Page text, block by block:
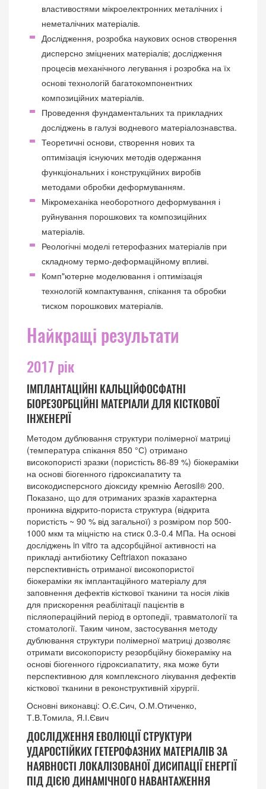
властивостями мікроелектронних металічних і
неметалічних матеріалів.
Дослідження, розробка наукових основ створення
дисперсно зміцнених матеріалів; дослідження
процесів механічного легування і розробка на їх
основі технологій багатокомпонентних
композиційних матеріалів.
Проведення фундаментальних та прикладних
досліджень в галузі водневого матеріалознавства.
Теоретичні основи, створення нових та
оптимізація існуючих методів одержання
функціональних і конструкційних виробів
методами обробки деформуванням.
Мікромеханіка необоротного деформування і
руйнування порошкових та композиційних
матеріалів.
Реологічні моделі гетерофазних матеріалів при
складному термо-деформаційному впливі.
Комп"ютерне моделювання і оптимізація
технологій компактування, спікання та обробки
тиском порошкових матеріалів.
Найкращі результати
2017 рік
ІМПЛАНТАЦІЙНІ КАЛЬЦІЙФОСФАТНІ
БІОРЕЗОРБЦІЙНІ МАТЕРІАЛИ ДЛЯ КІСТКОВОЇ
ІНЖЕНЕРІЇ
Методом дублювання структури полімерної матриці
(температура спікання 850 °С) отримано
високопористі зразки (пористість 86-89 %) біокераміки
на основі біогенного гідроксиапатиту та
високодисперсного діоксиду кремнію Aerosil® 200.
Показано, що для отриманих зразків характерна
проникна відкрито-пориста структура (відкрита
пористість ~ 90 % від загальної) з розміром пор 500-
1000 мкм та міцністю на стиск 0.3-0.4 МПа. На основі
досліджень in vitro та адсорбційної активності на
прикладі антибіотику Ceftriaxon показано
перспективність отриманої високопористої
біокераміки як імплантаційного матеріалу для
заповнення дефектів кісткової тканини та носія ліків
для прискорення реабілітації пацієнтів в
післяопераційний період в ортопедії, травматології та
стоматології. Таким чином, застосування методу
дублювання структури полімерної матриці дозволяє
отримати високопористу резорбційну біокераміку на
основі біогенного гідроксиапатиту, яка може бути
перспективною для комплексного лікування дефектів
кісткової тканини в реконструктивній хірургії.
Основні виконавці: О.Є.Сич, О.М.Отиченко,
Т.В.Томила, Я.І.Євич
ДОСЛІДЖЕННЯ ЕВОЛЮЦІЇ СТРУКТУРИ
УДАРОСТІЙКИХ ГЕТЕРОФАЗНИХ МАТЕРІАЛІВ ЗА
НАЯВНОСТІ ЛОКАЛІЗОВАНОЇ ДИСИПАЦІЇ ЕНЕРГІЇ
ПІД ДІЄЮ ДИНАМІЧНОГО НАВАНТАЖЕННЯ